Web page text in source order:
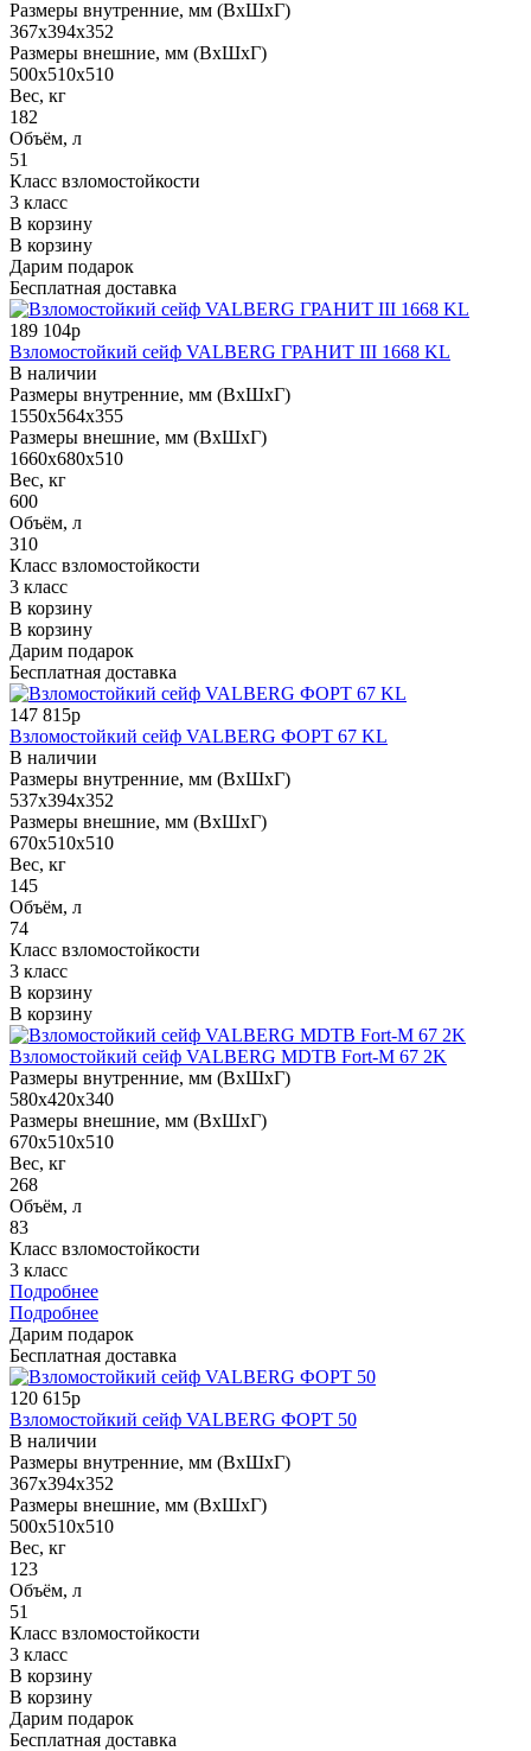
Размеры внутренние, мм (ВхШхГ)
367x394x352
Размеры внешние, мм (ВхШхГ)
500x510x510
Вес, кг
182
Объём, л
51
Класс взломостойкости
3 класс
В корзину
В корзину
Дарим подарок
Бесплатная доставка
189 104р
Взломостойкий сейф VALBERG ГРАНИТ III 1668 KL
В наличии
Размеры внутренние, мм (ВхШхГ)
1550x564x355
Размеры внешние, мм (ВхШхГ)
1660x680x510
Вес, кг
600
Объём, л
310
Класс взломостойкости
3 класс
В корзину
В корзину
Дарим подарок
Бесплатная доставка
147 815р
Взломостойкий сейф VALBERG ФОРТ 67 KL
В наличии
Размеры внутренние, мм (ВхШхГ)
537x394x352
Размеры внешние, мм (ВхШхГ)
670x510x510
Вес, кг
145
Объём, л
74
Класс взломостойкости
3 класс
В корзину
В корзину
Взломостойкий сейф VALBERG MDTB Fort-M 67 2K
Размеры внутренние, мм (ВхШхГ)
580x420x340
Размеры внешние, мм (ВхШхГ)
670x510x510
Вес, кг
268
Объём, л
83
Класс взломостойкости
3 класс
Подробнее
Подробнее
Дарим подарок
Бесплатная доставка
120 615р
Взломостойкий сейф VALBERG ФОРТ 50
В наличии
Размеры внутренние, мм (ВхШхГ)
367x394x352
Размеры внешние, мм (ВхШхГ)
500x510x510
Вес, кг
123
Объём, л
51
Класс взломостойкости
3 класс
В корзину
В корзину
Дарим подарок
Бесплатная доставка